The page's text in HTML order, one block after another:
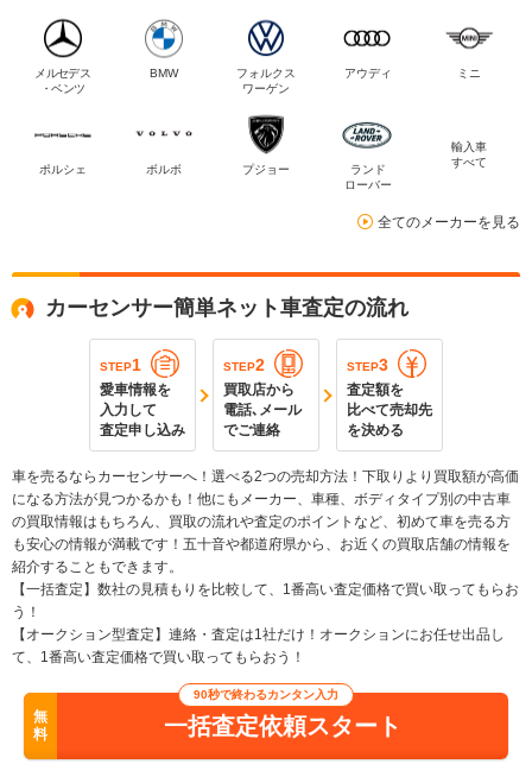
メルセデス
・ベンツ
BMW
フォルクス
ワーゲン
アウディ ミニ
ポルシェ ボルボ プジョー
ランド
ローバー
輸入車
すべて
全てのメーカーを見る
カーセンサー簡単ネット車査定の流れ
STEP1
愛車情報を
入力して
査定申し込み
STEP2
買取店から
電話､メール
でご連絡
STEP3
査定額を
比べて売却先
を決める
車を売るならカーセンサーへ！選べる2つの売却方法！下取りより買取額が高価
になる方法が見つかるかも！他にもメーカー、車種、ボディタイプ別の中古車
の買取情報はもちろん、買取の流れや査定のポイントなど、初めて車を売る方
も安心の情報が満載です！五十音や都道府県から、お近くの買取店舗の情報を
紹介することもできます。
【一括査定】数社の見積もりを比較して、1番高い査定価格で買い取ってもらお
う！
【オークション型査定】連絡・査定は1社だけ！オークションにお任せ出品し
て、1番高い査定価格で買い取ってもらおう！
無
料
90秒で終わるカンタン入力
一括査定依頼スタート